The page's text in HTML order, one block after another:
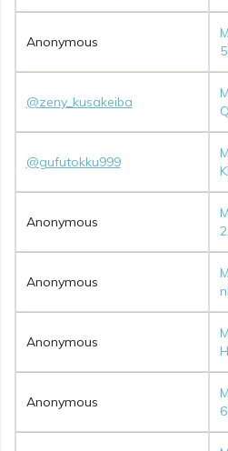
Anonymous
@zeny_kusakeiba
@gufutokku999
Anonymous
Anonymous
Anonymous
Anonymous